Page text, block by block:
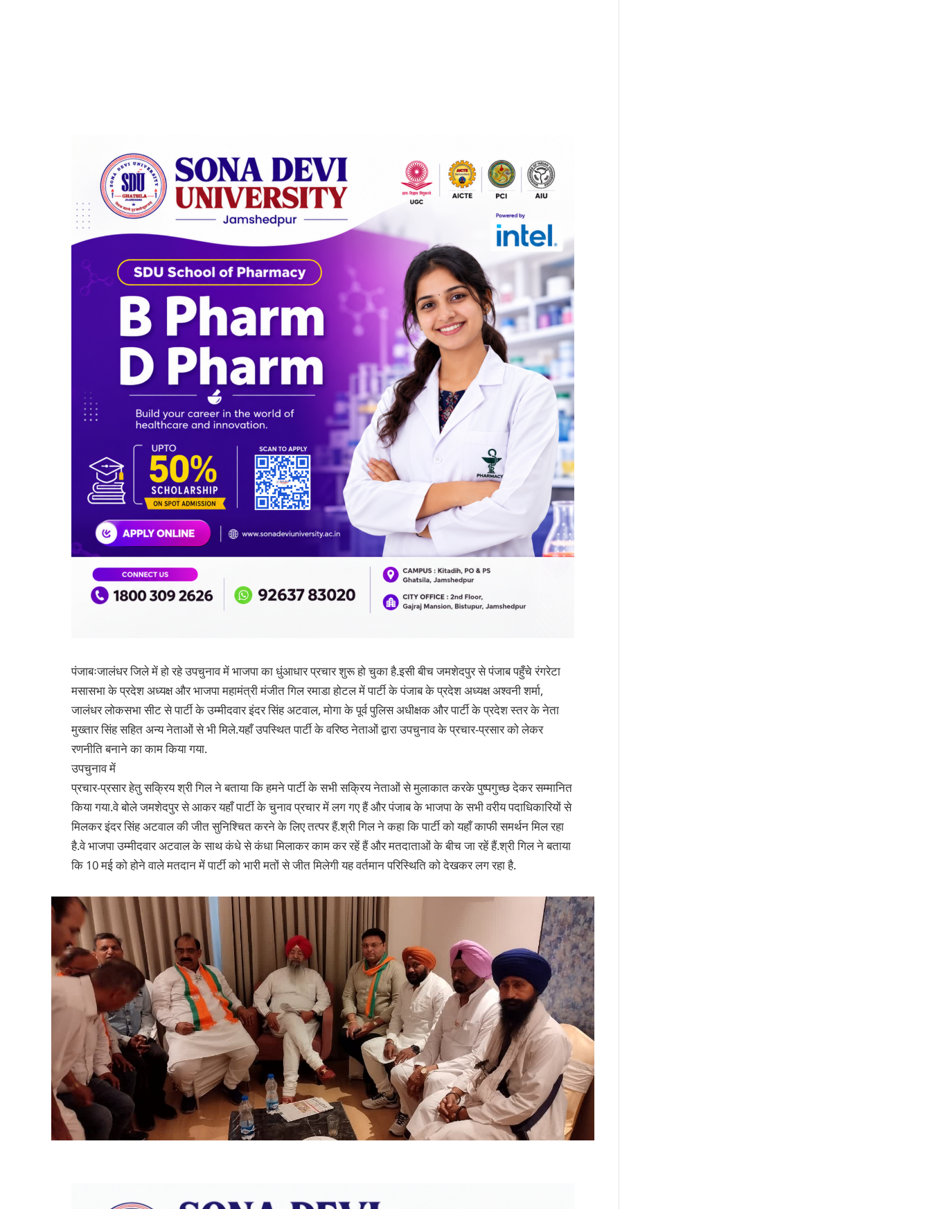
पंजाबःजालंधर जिले में हो रहे उपचुनाव में भाजपा का धुंआधार प्रचार शुरू हो चुका है.इसी बीच जमशेदपुर से पंजाब पहुँचे रंगरेटा
मसासभा के प्रदेश अध्यक्ष और भाजपा महामंत्री मंजीत गिल रमाडा होटल में पार्टी के पंजाब के प्रदेश अध्यक्ष अश्वनी शर्मा,
जालंधर लोकसभा सीट से पार्टी के उम्मीदवार इंदर सिंह अटवाल, मोगा के पूर्व पुलिस अधीक्षक और पार्टी के प्रदेश स्तर के नेता
मुख्तार सिंह सहित अन्य नेताओं से भी मिले.यहाँ उपस्थित पार्टी के वरिष्ठ नेताओं द्वारा उपचुनाव के प्रचार-प्रसार को लेकर
रणनीति बनाने का काम किया गया.
उपचुनाव में
प्रचार-प्रसार हेतु सक्रिय श्री गिल ने बताया कि हमने पार्टी के सभी सक्रिय नेताओं से मुलाकात करके पुष्पगुच्छ देकर सम्मानित
किया गया.वे बोले जमशेदपुर से आकर यहाँ पार्टी के चुनाव प्रचार में लग गए हैं और पंजाब के भाजपा के सभी वरीय पदाधिकारियों से
मिलकर इंदर सिंह अटवाल की जीत सुनिश्चित करने के लिए तत्पर हैं.श्री गिल ने कहा कि पार्टी को यहाँ काफी समर्थन मिल रहा
है.वे भाजपा उम्मीदवार अटवाल के साथ कंधे से कंधा मिलाकर काम कर रहें हैं और मतदाताओं के बीच जा रहें हैं.श्री गिल ने बताया
कि 10 मई को होने वाले मतदान में पार्टी को भारी मतों से जीत मिलेगी यह वर्तमान परिस्थिति को देखकर लग रहा है.